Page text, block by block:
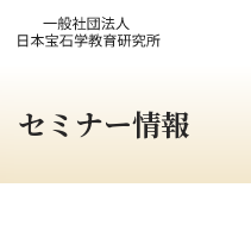
テ
ツ
セミナー情報